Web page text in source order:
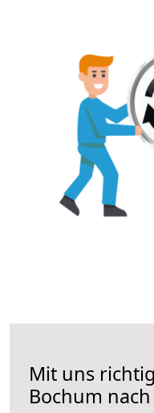
Mit uns
Bochum